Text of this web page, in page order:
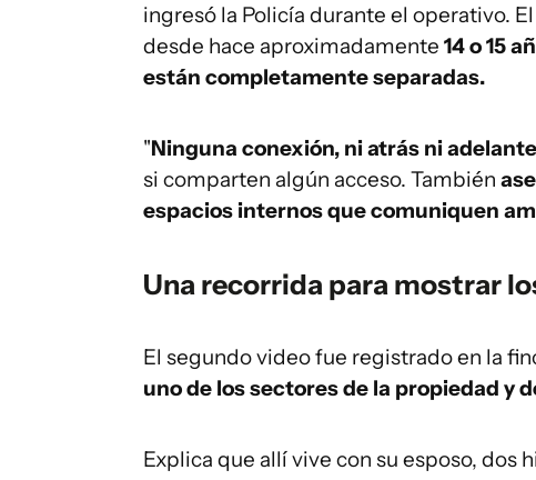
ingresó la Policía durante el operativo.
desde hace aproximadamente 14 o 15
están completamente separadas.
"Ninguna conexión, ni atrás ni adelante
si comparten algún acceso. También
espacios internos que comuniquen
Una recorrida para mostrar
El segundo video fue registrado en la
uno de los sectores de la propiedad y
Explica que allí vive con su esposo, dos